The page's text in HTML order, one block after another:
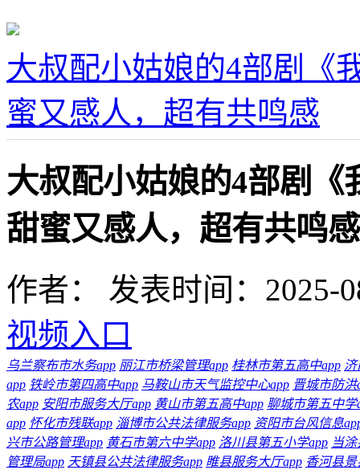
大叔配小姑娘的4部剧《
蜜又感人，超有共鸣感
大叔配小姑娘的4部剧
甜蜜又感人，超有共鸣感
作者：
发表时间：2025-
视频入口
乌兰察布市水务app 丽江市桥梁管理app 桂林市第五高中app 济
app 铁岭市第四高中app 马鞍山市天气监控中心app 晋城市防洪
农app 安阳市服务大厅app 黄山市第五高中app 聊城市第五中学
app 怀化市残联app 淄博市公共法律服务app 资阳市台风信息
兴市公路管理app 黄石市第六中学app 洛川县第五小学app 当涂
管理局app 天镇县公共法律服务app 睢县服务大厅app 香河县